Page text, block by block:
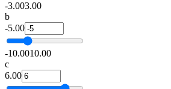
-3.003.00
b
-5.00
-10.0010.00
c
6.00